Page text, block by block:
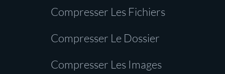
Compresser Les Fichiers
Compresser Le Dossier
Compresser Les Images